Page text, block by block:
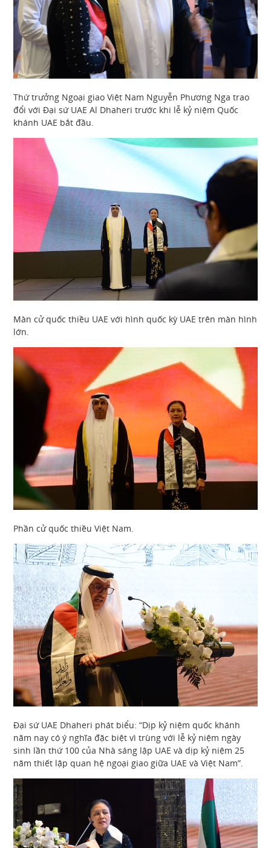
Thứ trưởng Ngoại giao Việt Nam Nguyễn Phương Nga trao
đổi với Đại sứ UAE Al Dhaheri trước khi lễ kỷ niệm Quốc
khánh UAE bắt đầu.
Màn cử quốc thiều UAE với hình quốc kỳ UAE trên màn hình
lớn.
Phần cử quốc thiều Việt Nam.
Đại sứ UAE Dhaheri phát biểu: “Dịp kỷ niệm quốc khánh
năm nay có ý nghĩa đặc biệt vì trùng với lễ kỷ niệm ngày
sinh lần thứ 100 của Nhà sáng lập UAE và dịp kỷ niệm 25
năm thiết lập quan hệ ngoại giao giữa UAE và Việt Nam”.